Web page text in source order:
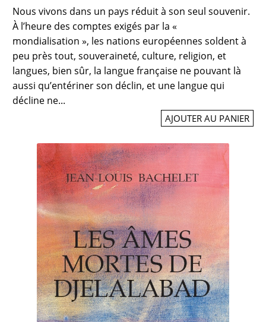
Nous vivons dans un pays réduit à son seul souvenir.
À l’heure des comptes exigés par la «
mondialisation », les nations européennes soldent à
peu près tout, souveraineté, culture, religion, et
langues, bien sûr, la langue française ne pouvant là
aussi qu’entériner son déclin, et une langue qui
décline ne...
AJOUTER AU PANIER